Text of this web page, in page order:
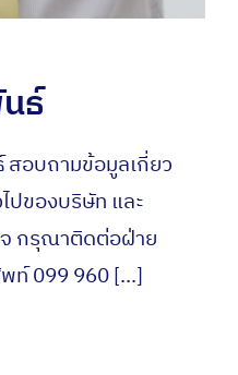
ธ์
อบถามข้อมูลเกี่ยว
ของบริษัท และ
กรุณาติดต่อฝ่าย
ท์ 099 960 [...]